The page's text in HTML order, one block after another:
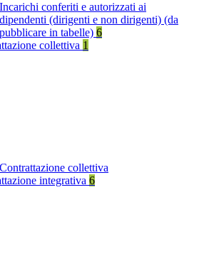
Incarichi conferiti e autorizzati ai
dipendenti (dirigenti e non dirigenti) (da
pubblicare in tabelle) 6
collettiva 1
Contrattazione collettiva
integrativa 6